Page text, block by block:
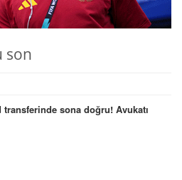
son
sona doğru! Avukatı